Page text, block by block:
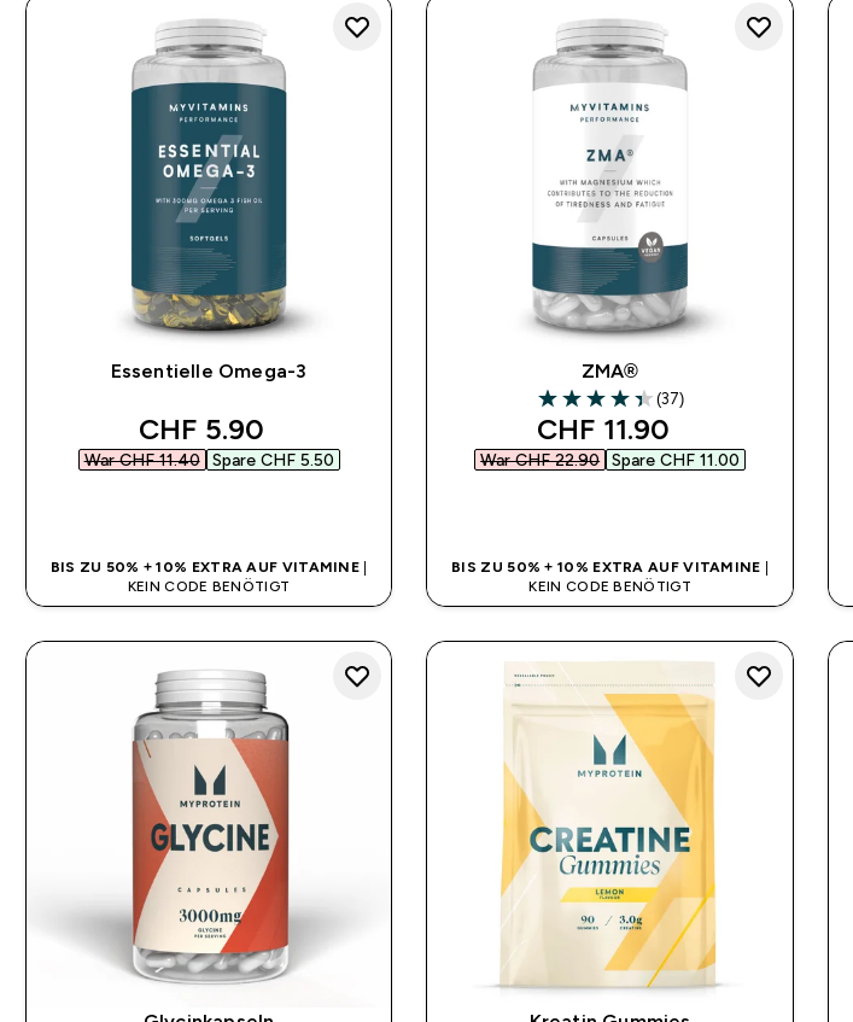
Essentielle Omega-3
discounted price
CHF 5.90‎
War CHF 11.40‎ Spare CHF 5.50‎
BIS ZU 50% + 10% EXTRA AUF VITAMINE
KEIN CODE BENÖTIGT
ZMA®
4.35 out of 5 stars
(37)
discounted price
CHF 11.90‎
War CHF 22.90‎ Spare CHF 11.00‎
BIS ZU 50% + 10% EXTRA AUF VITAMINE
KEIN CODE BENÖTIGT